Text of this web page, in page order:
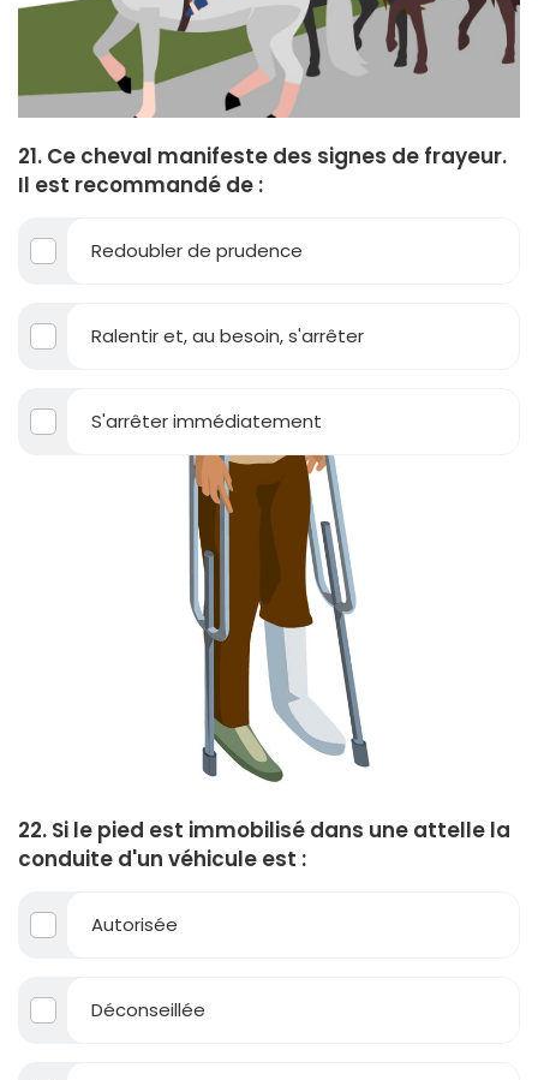
21. Ce cheval manifeste des signes de frayeur.
Il est recommandé de :
Redoubler de prudence
Ralentir et, au besoin, s'arrêter
S'arrêter immédiatement
22. Si le pied est immobilisé dans une attelle la
conduite d'un véhicule est :
Autorisée
Déconseillée